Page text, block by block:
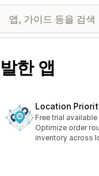
한 앱
Location
Free trial available
Optimize order
inventory across